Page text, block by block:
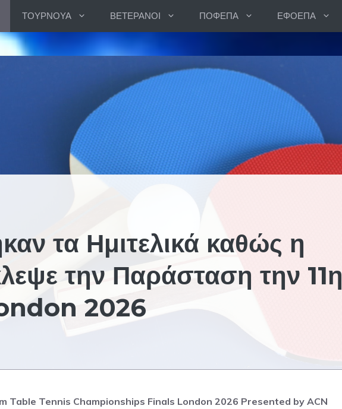
ΤΟΥΡΝΟΥΑ ΒΕΤΕΡΑΝΟΙ ΠΟΦΕΠΑ ΕΦΟΕΠΑ
τα Ημιτελικά καθώς η
την Παράσταση την 11η
2026
Table Tennis Championships Finals London 2026 Presented by ACN